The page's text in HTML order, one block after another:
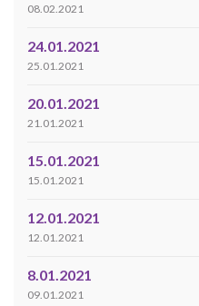
08.02.2021
24.01.2021
25.01.2021
20.01.2021
21.01.2021
15.01.2021
15.01.2021
12.01.2021
12.01.2021
8.01.2021
09.01.2021